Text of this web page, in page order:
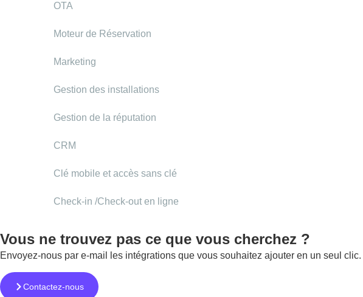
OTA
Moteur de Réservation
Marketing
Gestion des installations
Gestion de la réputation
CRM
Clé mobile et accès sans clé
Check-in /Check-out en ligne
Vous ne trouvez pas ce que vous cherchez ?
Envoyez-nous par e-mail les intégrations que vous souhaitez ajouter en un seul clic.
Contactez-nous